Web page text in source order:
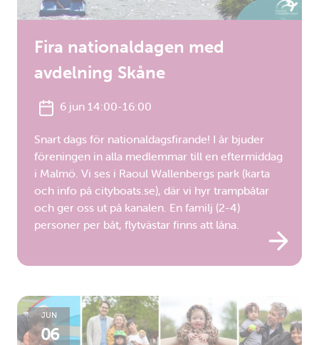
Fira nationaldagen med
avdelning Skåne
6 jun 14:00-16:00
Snart dags för nationaldagsfirande! I år bjuder
föreningen in alla medlemmar till en eftermiddag
i Malmö. Vi ses i Raoul Wallenbergs park (karta
och info på cityboats.se), där vi hyr trampbåtar
och ger oss ut på kanalen. En familj (2-4)
personer per båt, flytvästar finns att låna.
JUN
06